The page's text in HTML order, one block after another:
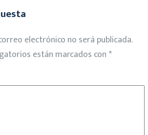
electrónico no será publicada.
están marcados con *